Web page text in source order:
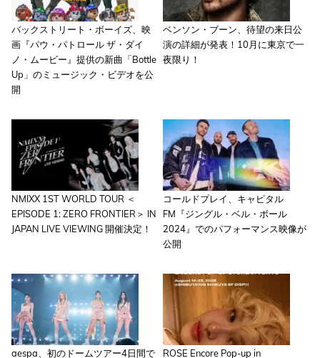
バックストリート・ボーイズ、映
画『パウ・パトロール ザ・ダイ
ノ・ムービー』提供の新曲「Bottle
Up」のミュージック・ビデオを公
開
ベンソン・ブーン、待望の来日公
演の詳細が発表！10月に東京で一
夜限り！
NMIXX 1ST WORLD TOUR ＜
EPISODE 1: ZERO FRONTIER＞ IN
JAPAN LIVE VIEWING 開催決定！
コールドプレイ、キャピタル
FM『ジングル・ベル・ボール
2024』でのパフォーマンス映像が
公開
aespa、初のドームツアー4日間で
ROSE Encore Pop-up in